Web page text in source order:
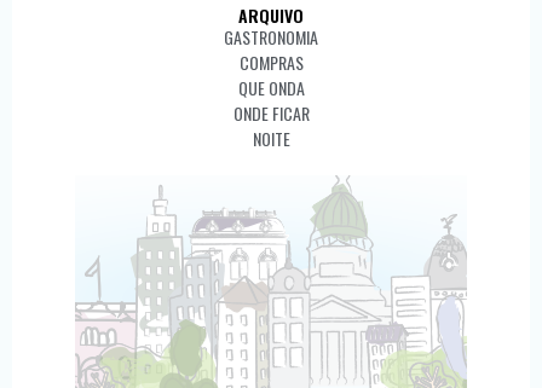
ARQUIVO
GASTRONOMIA
COMPRAS
QUE ONDA
ONDE FICAR
NOITE